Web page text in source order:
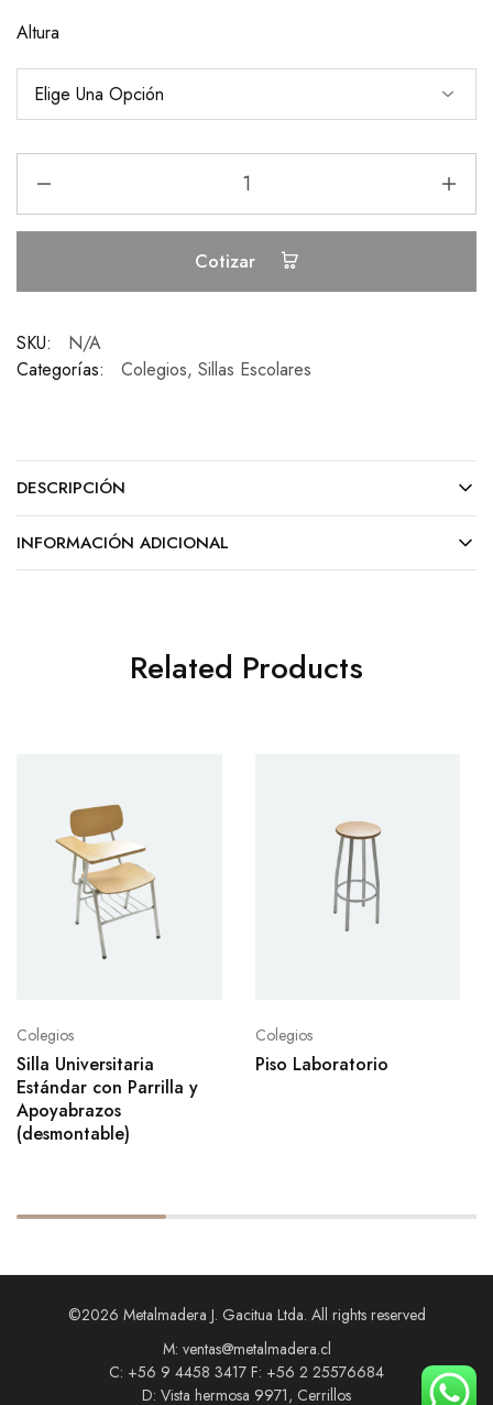
Altura
Cotizar
SKU:
N/A
Categorías:
Colegios, Sillas Escolares
DESCRIPCIÓN
INFORMACIÓN ADICIONAL
Related Products
Colegios
Silla Universitaria
Estándar con Parrilla y
Apoyabrazos
(desmontable)
Colegios
Piso Laboratorio
©2026 Metalmadera J. Gacitua Ltda. All rights reserved
M: ventas@metalmadera.cl
C: +56 9 4458 3417 F: +56 2 25576684
D: Vista hermosa 9971, Cerrillos